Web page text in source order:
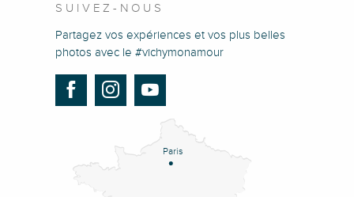
SUIVEZ-NOUS
Partagez vos expériences et vos plus belles
photos avec le #vichymonamour
Paris